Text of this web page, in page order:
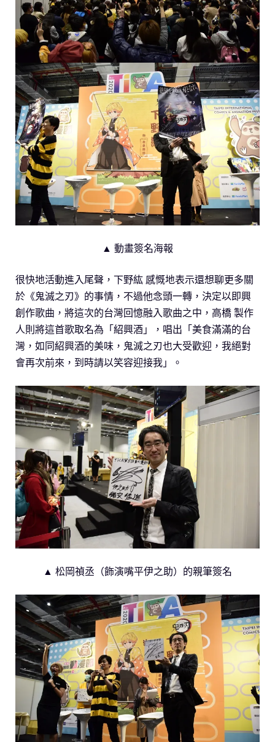
▲ 動畫簽名海報
很快地活動進入尾聲，下野紘 感慨地表示還想聊更多關
於《鬼滅之刃》的事情，不過他念頭一轉，決定以即興
創作歌曲，將這次的台灣回憶融入歌曲之中，高橋 製作
人則將這首歌取名為「紹興酒」，唱出「美食滿滿的台
灣，如同紹興酒的美味，鬼滅之刃也大受歡迎，我絕對
會再次前來，到時請以笑容迎接我」。
▲ 松岡禎丞（飾演嘴平伊之助）的親筆簽名